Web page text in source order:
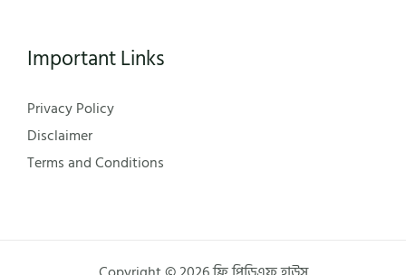
Important Links
Privacy Policy
Disclaimer
Terms and Conditions